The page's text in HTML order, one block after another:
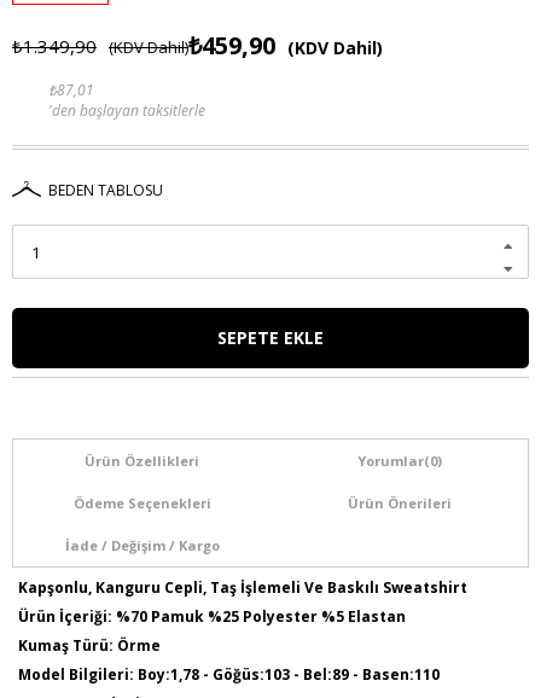
₺1.349,90 (KDV Dahil)₺459,90 (KDV Dahil)
₺87,01
'den başlayan taksitlerle
BEDEN TABLOSU
Ürün Özellikleri Yorumlar(0)
Ödeme Seçenekleri Ürün Önerileri
İade / Değişim / Kargo
Kapşonlu, Kanguru Cepli, Taş İşlemeli Ve Baskılı Sweatshirt
Ürün İçeriği: %70 Pamuk %25 Polyester %5 Elastan
Kumaş Türü: Örme
Model Bilgileri: Boy:1,78 - Göğüs:103 - Bel:89 - Basen:110